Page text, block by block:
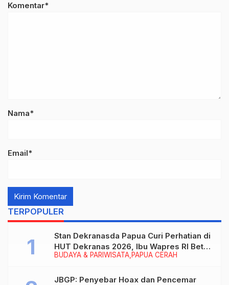
Komentar*
Nama*
Email*
TERPOPULER
BUDAYA & PARIWISATA PAPUA CERAH
Stan Dekranasda Papua Curi Perhatian di
HUT Dekranas 2026, Ibu Wapres RI Betah
Menikmati Karya Perajin
JBGP: Penyebar Hoax dan Pencemar